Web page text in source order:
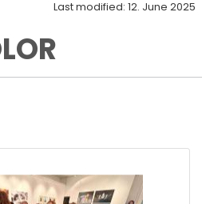
Last modified: 12. June 2025